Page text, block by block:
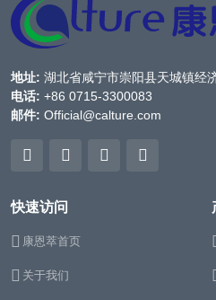
地址: 湖北省咸宁市崇阳县天城镇经
电话: +86 0715-3300083
邮件: Official@calture.com
快速访问
康恩萃首页
关于我们